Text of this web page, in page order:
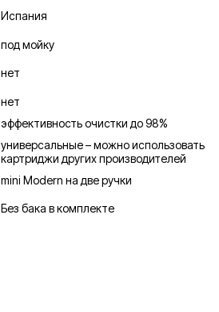
Испания
под мойку
нет
нет
эффективность очистки до 98%
универсальные – можно использовать
картриджи других производителей
mini Modern на две ручки
Без бака в комплекте